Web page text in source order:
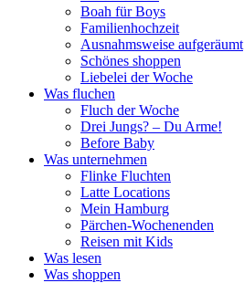
Boah für Boys
Familienhochzeit
Ausnahmsweise aufgeräumt
Schönes shoppen
Liebelei der Woche
Was fluchen
Fluch der Woche
Drei Jungs? – Du Arme!
Before Baby
Was unternehmen
Flinke Fluchten
Latte Locations
Mein Hamburg
Pärchen-Wochenenden
Reisen mit Kids
Was lesen
Was shoppen